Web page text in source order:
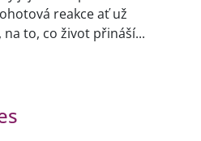
reakce ať už
to, co život přináší...